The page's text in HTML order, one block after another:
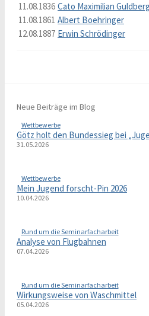
11.08.1836 Cato Maximilian Guldberg
11.08.1861 Albert Boehringer
12.08.1887 Erwin Schrödinger
Neue Beiträge im Blog
Wettbewerbe
Götz holt den Bundessieg bei
31.05.2026
Wettbewerbe
Mein Jugend forscht-Pin 2026
10.04.2026
Rund um die Seminarfacharbeit
Analyse von Flugbahnen
07.04.2026
Rund um die Seminarfacharbeit
Wirkungsweise von Waschmittel
05.04.2026